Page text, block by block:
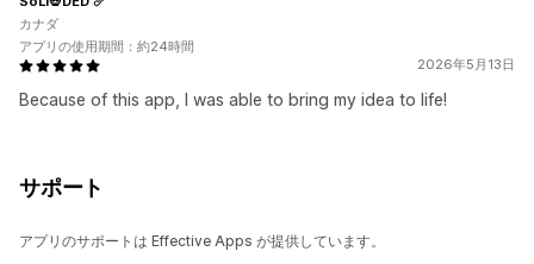
2026年5月13日
Because of this app, I was able to bring my idea to life!
カナダ
アプリの使用期間：約24時間
サポート
アプリのサポートは Effective Apps が提供しています。